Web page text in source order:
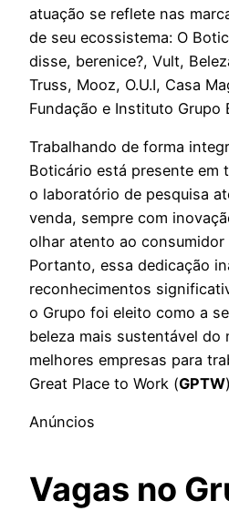
atuação se reflete nas
de seu ecossistema: O
disse, berenice?, Vult,
Truss, Mooz, O.U.I, Casa
Fundação e Instituto Grupo
Trabalhando de forma
Boticário está presente em
o laboratório de pesquisa
venda, sempre com
olhar atento ao consumidor
Portanto, essa dedicação
reconhecimentos
o Grupo foi eleito como a
beleza mais sustentável do
melhores empresas para
Great Place to Work (GPTW
Anúncios
Vagas no